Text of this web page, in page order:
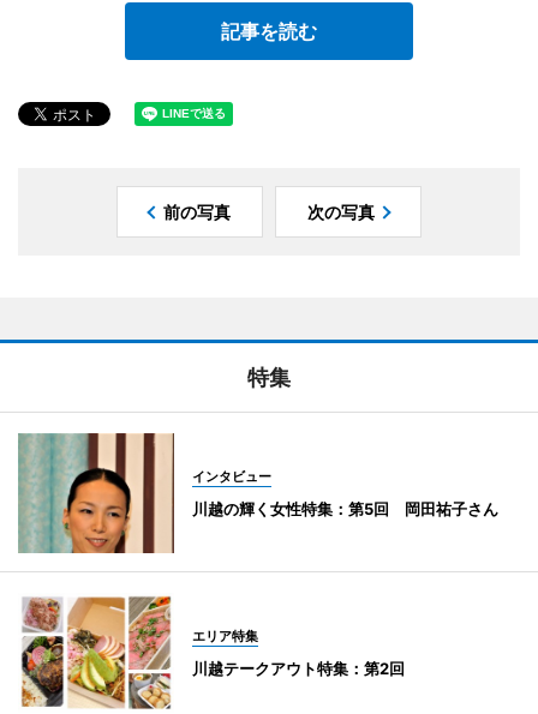
記事を読む
前の写真 次の写真
特集
インタビュー
川越の輝く女性特集：第5回 岡田祐子さん
エリア特集
川越テークアウト特集：第2回